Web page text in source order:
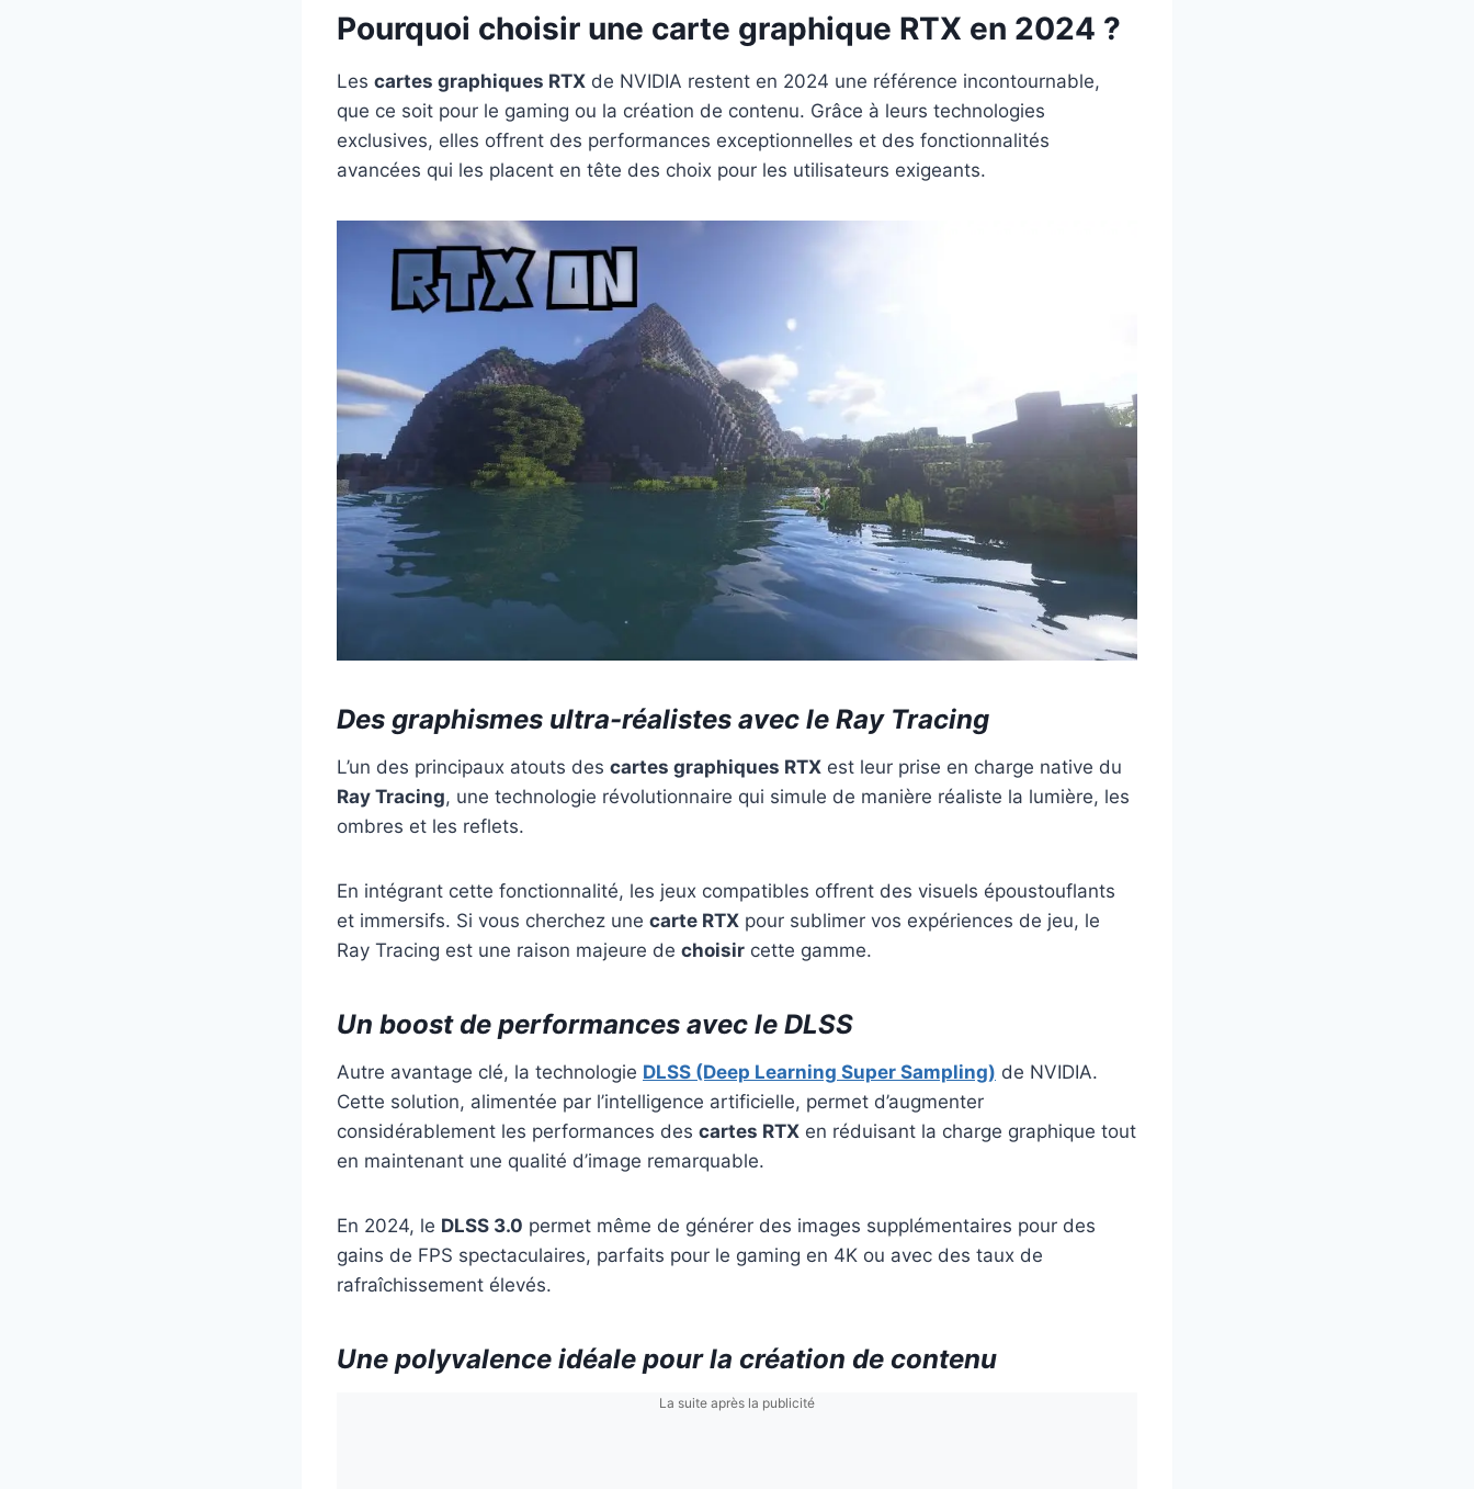
Pourquoi choisir une carte graphique RTX en 2024 ?
Les cartes graphiques RTX de NVIDIA restent en 2024 une référence incontournable,
que ce soit pour le gaming ou la création de contenu. Grâce à leurs technologies
exclusives, elles offrent des performances exceptionnelles et des fonctionnalités
avancées qui les placent en tête des choix pour les utilisateurs exigeants.
Des graphismes ultra-réalistes avec le Ray Tracing
L’un des principaux atouts des cartes graphiques RTX est leur prise en charge native du
Ray Tracing, une technologie révolutionnaire qui simule de manière réaliste la lumière, les
ombres et les reflets.
En intégrant cette fonctionnalité, les jeux compatibles offrent des visuels époustouflants
et immersifs. Si vous cherchez une carte RTX pour sublimer vos expériences de jeu, le
Ray Tracing est une raison majeure de choisir cette gamme.
Un boost de performances avec le DLSS
Autre avantage clé, la technologie DLSS (Deep Learning Super Sampling) de NVIDIA.
Cette solution, alimentée par l’intelligence artificielle, permet d’augmenter
considérablement les performances des cartes RTX en réduisant la charge graphique tout
en maintenant une qualité d’image remarquable.
En 2024, le DLSS 3.0 permet même de générer des images supplémentaires pour des
gains de FPS spectaculaires, parfaits pour le gaming en 4K ou avec des taux de
rafraîchissement élevés.
Une polyvalence idéale pour la création de contenu
La suite après la publicité